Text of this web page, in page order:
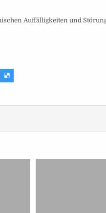
Auffälligkeiten und